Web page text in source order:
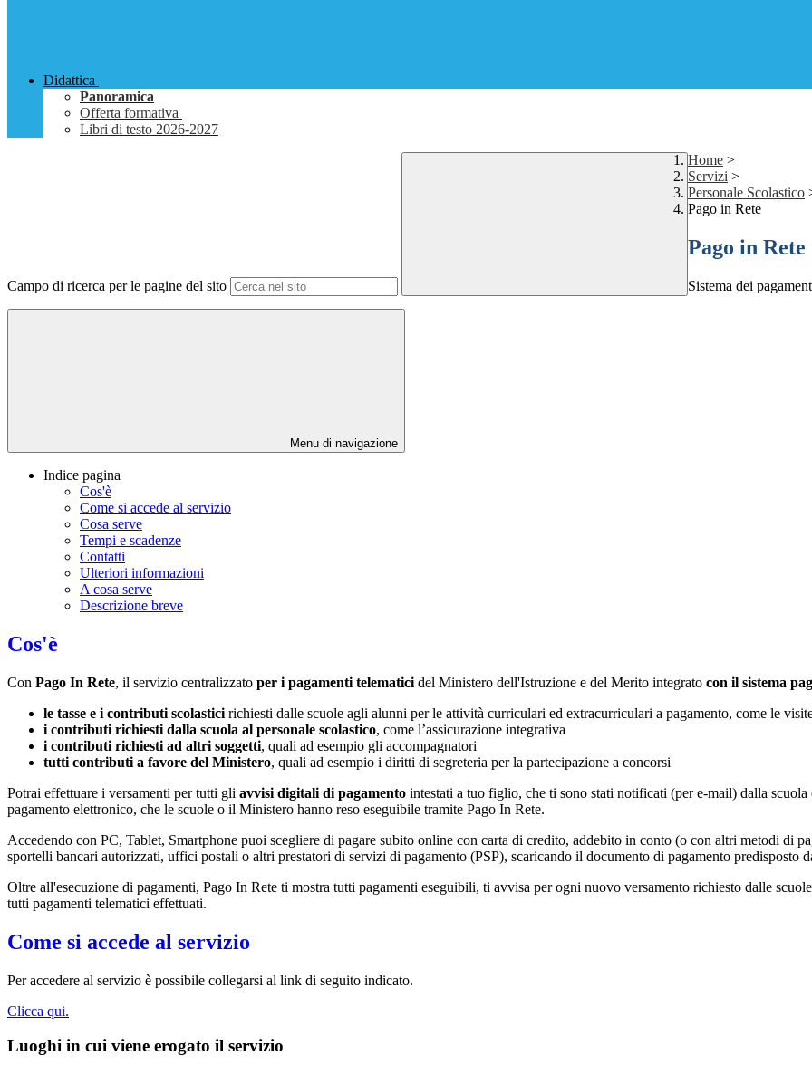
Didattica
Panoramica
Offerta formativa
Libri di testo 2026-2027
Campo di ricerca per le pagine del sito
Home >
Servizi >
Personale Scolastico
Pago in Rete
Pago in Rete
Sistema dei
Menu di navigazione
Indice pagina
Cos'è
Come si accede al servizio
Cosa serve
Tempi e scadenze
Contatti
Ulteriori informazioni
A cosa serve
Descrizione breve
Cos'è
Con Pago In Rete, il servizio centralizzato per i pagamenti telematici del Ministero dell'Istruzione e del Merito integrato con il sistema
le tasse e i contributi scolastici richiesti dalle scuole agli alunni per le attività curriculari ed extracurriculari a pagamento, come le
i contributi richiesti dalla scuola al personale scolastico, come l’assicurazione integrativa
i contributi richiesti ad altri soggetti, quali ad esempio gli accompagnatori
tutti contributi a favore del Ministero, quali ad esempio i diritti di segreteria per la partecipazione a concorsi
Potrai effettuare i versamenti per tutti gli avvisi digitali di pagamento intestati a tuo figlio, che ti sono stati notificati (per e-mail) dalla
pagamento elettronico, che le scuole o il Ministero hanno reso eseguibile tramite Pago In Rete.
Accedendo con PC, Tablet, Smartphone puoi scegliere di pagare subito online con carta di credito, addebito in conto (o con altri metodi di
sportelli bancari autorizzati, uffici postali o altri prestatori di servizi di pagamento (PSP), scaricando il documento di pagamento predisposto
Oltre all'esecuzione di pagamenti, Pago In Rete ti mostra tutti pagamenti eseguibili, ti avvisa per ogni nuovo versamento richiesto dalle
tutti pagamenti telematici effettuati.
Come si accede al servizio
Per accedere al servizio è possibile collegarsi al link di seguito indicato.
Clicca qui.
Luoghi in cui viene erogato il servizio